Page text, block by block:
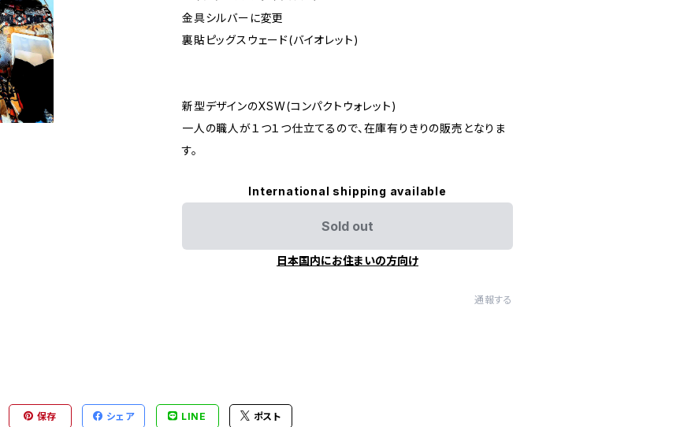
金具シルバーに変更
裏貼ピッグスウェード(バイオレット)
新型デザインのXSW(コンパクトウォレット)
一人の職人が１つ１つ仕立てるので、在庫有りきりの販売となりま
す。
International shipping available
Sold out
日本国内にお住まいの方向け
通報する
保存 シェア LINE ポスト